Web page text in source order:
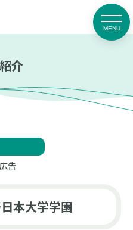
強み
介
告
本大学学園